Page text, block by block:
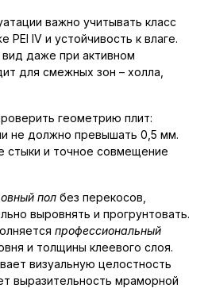
важно учитывать класс
PEI IV и устойчивость к влаге.
вид даже при активном
для смежных зон – холла,
геометрию плит:
не должно превышать 0,5 мм.
стыки и точное совмещение
пол без перекосов,
выровнять и прогрунтовать.
профессиональный
и толщины клеевого слоя.
визуальную целостность
выразительность мраморной